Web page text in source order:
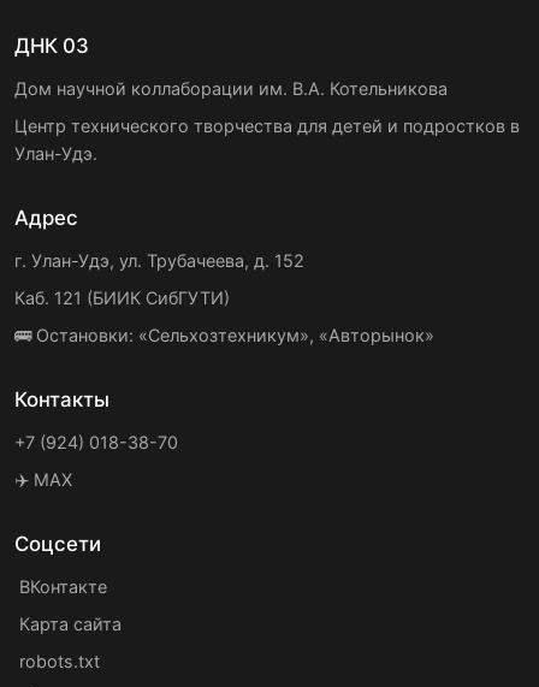
ДНК 03
Дом научной коллаборации им. В.А. Котельникова
Центр технического творчества для детей и подростков в
Улан-Удэ.
Адрес
г. Улан-Удэ, ул. Трубачеева, д. 152
Каб. 121 (БИИК СибГУТИ)
🚌 Остановки: «Сельхозтехникум», «Авторынок»
Контакты
+7 (924) 018-38-70
✈️ MAX
Соцсети
ВКонтакте
Карта сайта
robots.txt